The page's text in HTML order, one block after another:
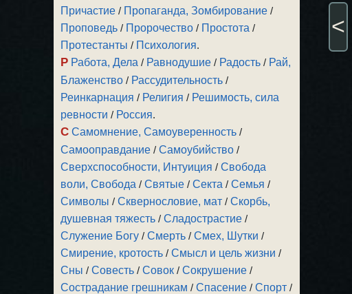
Причастие / Пропаганда, Зомбирование /
Проповедь / Пророчество / Простота /
Протестанты / Психология.
Р Работа, Дела / Равнодушие / Радость / Рай,
Блаженство / Рассудительность /
Реинкарнация / Религия / Решимость, сила
ревности / Россия.
С Самомнение, Самоуверенность /
Самооправдание /Самоубийство /
Сверхспособности, Интуиция /Свобода
воли, Свобода /Святые /Секта /Семья /
Символы /Сквернословие, мат /Скорбь,
душевная тяжесть /Сладострастие /
Служение Богу /Смерть /Смех, Шутки /
Смирение, кротость /Смысл и цель жизни /
Сны /Совесть /Совок /Сокрушение /
Сострадание грешникам /Спасение /Спорт /
<